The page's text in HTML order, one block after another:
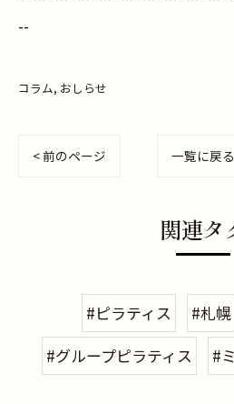
--
コラム おしらせ
< 前のページ 一覧に戻る
関連タ
#ピラティス #札幌
#グループピラティス
#